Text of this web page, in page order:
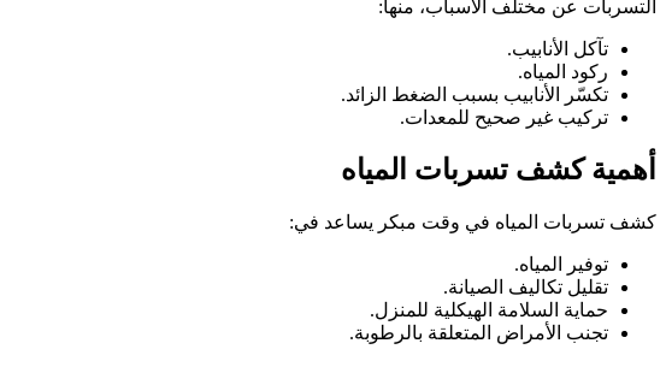
التسربات عن مختلف الأسباب، منها:
تآكل الأنابيب.
ركود المياه.
تكسّر الأنابيب بسبب الضغط الزائد.
تركيب غير صحيح للمعدات.
أهمية كشف تسربات المياه
كشف تسربات المياه في وقت مبكر يساعد في:
توفير المياه.
تقليل تكاليف الصيانة.
حماية السلامة الهيكلية للمنزل.
تجنب الأمراض المتعلقة بالرطوبة.